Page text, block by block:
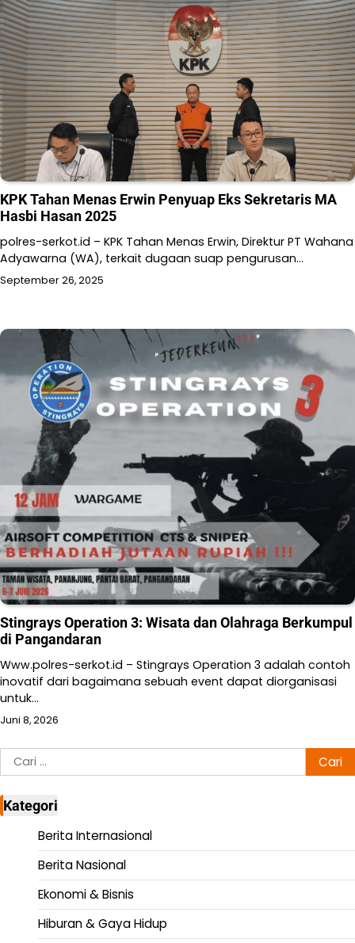
KPK Tahan Menas Erwin Penyuap Eks Sekretaris MA
Hasbi Hasan 2025
polres-serkot.id – KPK Tahan Menas Erwin, Direktur PT Wahana
Adyawarna (WA), terkait dugaan suap pengurusan…
September 26, 2025
Stingrays Operation 3: Wisata dan Olahraga Berkumpul
di Pangandaran
Www.polres-serkot.id – Stingrays Operation 3 adalah contoh
inovatif dari bagaimana sebuah event dapat diorganisasi
untuk…
Juni 8, 2026
Cari
untuk:
Kategori
Berita Internasional
Berita Nasional
Ekonomi & Bisnis
Hiburan & Gaya Hidup